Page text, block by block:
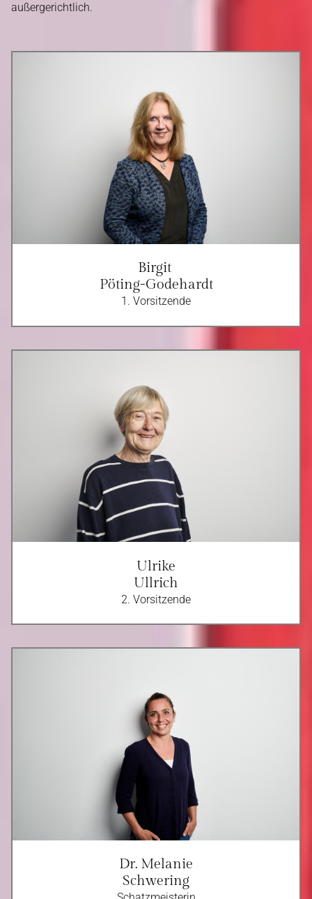
außergerichtlich.
Birgit
Pöting-Godehardt
1. Vorsitzende
Ulrike
Ullrich
2. Vorsitzende
Dr. Melanie
Schwering